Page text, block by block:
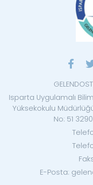
Isparta Uygulamalı
Yüksekokulu
No: 51
E-Posta: